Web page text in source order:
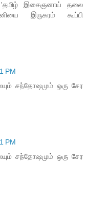
'தமிழ் இசைஞனாய் தலை
இருகரம் கூப்பி
PM
சந்தோஷமும் ஒரு சேர
PM
சந்தோஷமும் ஒரு சேர